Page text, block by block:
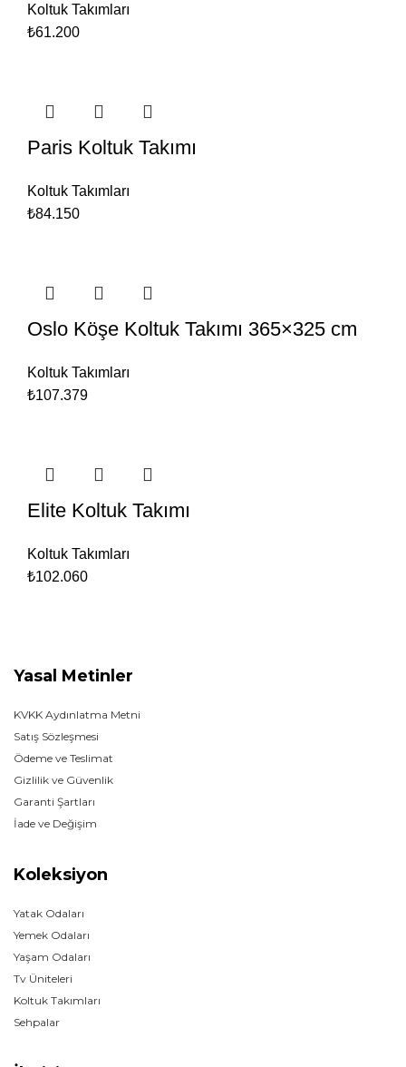
Koltuk Takımları
₺61.200
Paris Koltuk Takımı
Koltuk Takımları
₺84.150
Oslo Köşe Koltuk Takımı 365×325 cm
Koltuk Takımları
₺107.379
Elite Koltuk Takımı
Koltuk Takımları
₺102.060
Yasal Metinler
KVKK Aydınlatma Metni
Satış Sözleşmesi
Ödeme ve Teslimat
Gizlilik ve Güvenlik
Garanti Şartları
İade ve Değişim
Koleksiyon
Yatak Odaları
Yemek Odaları
Yaşam Odaları
Tv Üniteleri
Koltuk Takımları
Sehpalar